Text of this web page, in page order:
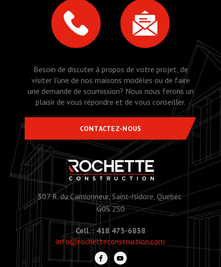
Besoin de discuter à propos de votre projet, de
visiter l'une de nos maisons modèles ou de faire
une demande de soumission? Nous nous ferons un
plaisir de vous répondre et de vous conseiller.
CONTACTEZ-NOUS
307 R. du Camionneur, Saint-Isidore, Quebec
G0S 2S0
Cell. : 418 473-6838
info@rochetteconstruction.com